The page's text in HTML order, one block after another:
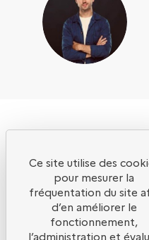
GA
Ce site utilise des
pour mesurer la
fréquentation du site
d’en améliorer le
fonctionnement,
l’administration et